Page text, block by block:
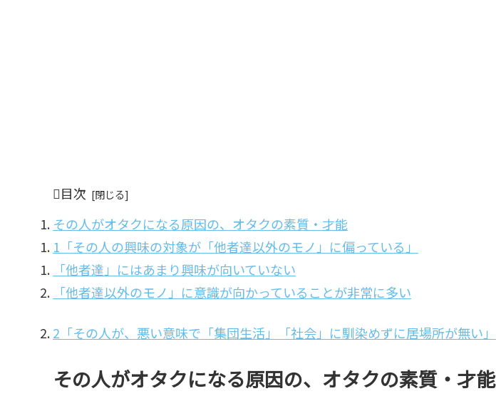
目次
その人がオタクになる原因の、オタクの素質・才能
1「その人の興味の対象が「他者達以外のモノ」に偏っている」
「他者達」にはあまり興味が向いていない
「他者達以外のモノ」に意識が向かっていることが非常に多い
2「その人が、悪い意味で「集団生活」「社会」に馴染めずに居場所が無い」
その人がオタクになる原因の、オタクの素質・才能